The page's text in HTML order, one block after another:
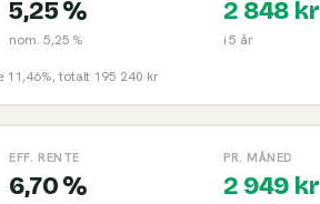
5,25 %
nom. 5,25 %
2 848 kr
i5 år
11,46%, totalt 195 240 kr
EFF. RENTE
6,70 %
PR. MÅNED
2 949 kr